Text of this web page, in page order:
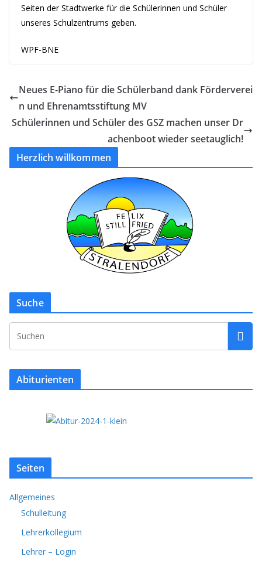
Seiten der Stadtwerke für die Schülerinnen und Schüler
unseres Schulzentrums geben.
WPF-BNE
Neues E-Piano für die Schülerband dank Förderverei
n und Ehrenamtsstiftung MV
Schülerinnen und Schüler des GSZ machen unser Dr
achenboot wieder seetauglich!
Herzlich willkommen
Suche
Abiturienten
Seiten
Allgemeines
Schulleitung
Lehrerkollegium
Lehrer – Login